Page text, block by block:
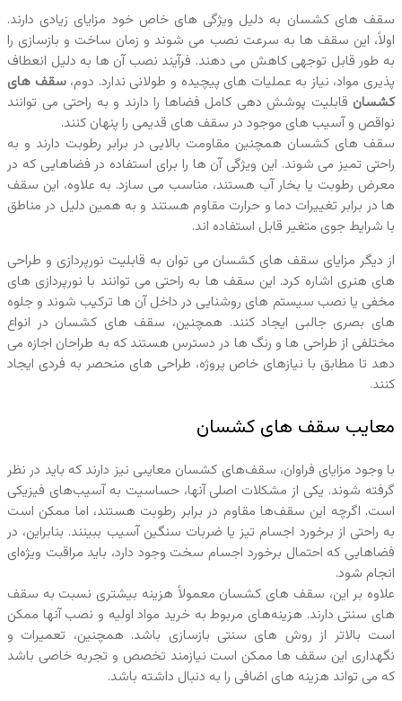
سقف‌ های کشسان به دلیل ویژگی‌ های خاص خود مزایای زیادی دارند.
اولاً، این سقف‌ ها به سرعت نصب می‌ شوند و زمان ساخت و بازسازی را
به طور قابل‌ توجهی کاهش می‌ دهند. فرآیند نصب آن ها به دلیل انعطاف‌
پذیری مواد، نیاز به عملیات‌ های پیچیده و طولانی ندارد. دوم،سقف‌ های
کشسان قابلیت پوشش‌ دهی کامل فضاها را دارند و به راحتی می‌ توانند
نواقص و آسیب‌ های موجود در سقف‌ های قدیمی را پنهان کنند.
سقف‌ های کشسان همچنین مقاومت بالایی در برابر رطوبت دارند و به
راحتی تمیز می‌ شوند. این ویژگی آن ها را برای استفاده در فضاهایی که در
معرض رطوبت یا بخار آب هستند، مناسب می‌ سازد. به علاوه، این سقف‌
ها در برابر تغییرات دما و حرارت مقاوم هستند و به همین دلیل در مناطق
با شرایط جوی متغیر قابل استفاده‌ اند.
از دیگر مزایای سقف‌ های کشسان می‌ توان به قابلیت نورپردازی و طراحی‌
های هنری اشاره کرد. این سقف‌ ها به راحتی می‌ توانند با نورپردازی‌ های
مخفی یا نصب سیستم‌ های روشنایی در داخل آن ها ترکیب شوند و جلوه‌
های بصری جالبی ایجاد کنند. همچنین، سقف‌ های کشسان در انواع
مختلفی از طراحی‌ ها و رنگ‌ ها در دسترس هستند که به طراحان اجازه می‌
دهد تا مطابق با نیازهای خاص پروژه، طراحی‌ های منحصر به فردی ایجاد
کنند.
معایب سقف‌ های کشسان
با وجود مزایای فراوان، سقف‌های کشسان معایبی نیز دارند که باید در نظر
گرفته شوند. یکی از مشکلات اصلی آنها، حساسیت به آسیب‌های فیزیکی
است. اگرچه این سقف‌ها مقاوم در برابر رطوبت هستند، اما ممکن است
به راحتی از برخورد اجسام تیز یا ضربات سنگین آسیب ببینند. بنابراین، در
فضاهایی که احتمال برخورد اجسام سخت وجود دارد، باید مراقبت ویژه‌ای
انجام شود.
علاوه بر این، سقف‌ های کشسان معمولاً هزینه بیشتری نسبت به سقف‌
های سنتی دارند. هزینه‌های مربوط به خرید مواد اولیه و نصب آنها ممکن
است بالاتر از روش‌ های سنتی بازسازی باشد. همچنین، تعمیرات و
نگهداری این سقف‌ ها ممکن است نیازمند تخصص و تجربه خاصی باشد
که می‌ تواند هزینه‌ های اضافی را به دنبال داشته باشد.